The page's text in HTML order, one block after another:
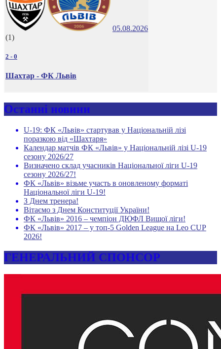
05.08.2026
(1)
2 - 0
Шахтар - ФК Львів
Останні новини
U-19: ФК «Львів» стартував у Національній лізі
поразкою від «Шахтаря»
Календар матчів ФК «Львів» у Національній лізі U-19
сезону 2026/27
Визначено склад учасників Національної ліги U-19
сезону 2026/27!
ФК «Львів» візьме участь в оновленому форматі
Національної ліги U-19!
З Днем тренера!
Вітаємо з Днем Конституції України!
ФК «Львів» 2016 – чемпіон ДЮФЛ Вищої ліги!
ФК «Львів» 2017 – у топ-5 Golden League на Leo CUP
2026!
ГЕНЕРАЛЬНИЙ СПОНСОР